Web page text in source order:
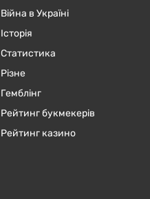
Війна в Україні
Історія
Статистика
Різне
Гемблінг
Рейтинг букмекерів
Рейтинг казино